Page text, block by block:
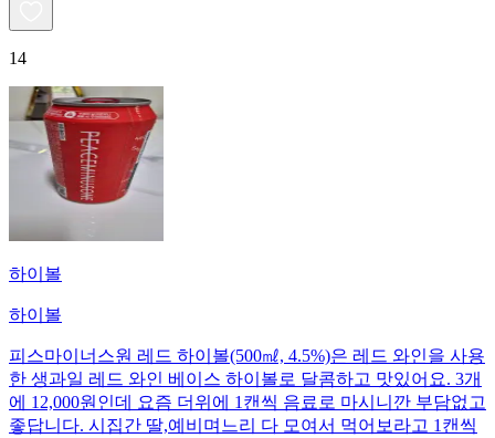
14
하이볼
하이볼
피스마이너스원 레드 하이볼(500㎖, 4.5%)은 레드 와인을 사용
한 생과일 레드 와인 베이스 하이볼로 달콤하고 맛있어요. 3개
에 12,000원인데 요즘 더위에 1캔씩 음료로 마시니깐 부담없고
좋답니다. 시집간 딸,예비며느리 다 모여서 먹어보라고 1캔씩